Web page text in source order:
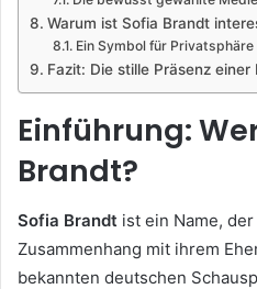
Warum ist Sofia Brandt
Ein Symbol für
Fazit: Die stille Präsenz
Einführung:
Brandt?
Sofia Brandt ist ein Name,
Zusammenhang mit ihrem
bekannten deutschen